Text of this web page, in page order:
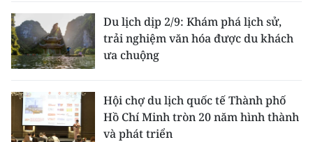
Du lịch dịp 2/9: Khám phá lịch sử,
trải nghiệm văn hóa được du khách
ưa chuộng
Hội chợ du lịch quốc tế Thành phố
Hồ Chí Minh tròn 20 năm hình thành
và phát triển